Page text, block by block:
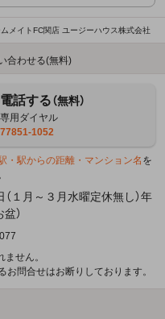
ムメイトFC関店 ユージーハウス株式会社
合わせる(無料)
話する（無料）
用ダイヤル
1052
・駅からの距離・マンション名 を
１月～３月水曜定休無し）年
）
せん。
問合せはお断りしております。